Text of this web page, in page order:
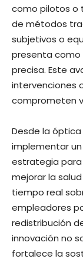
como pilotos o
de métodos
subjetivos o
presenta como
precisa. Este
intervenciones
comprometen
Desde la
implementar
estrategia para
mejorar la
tiempo real
empleadores
redistribución
innovación no
fortalece la